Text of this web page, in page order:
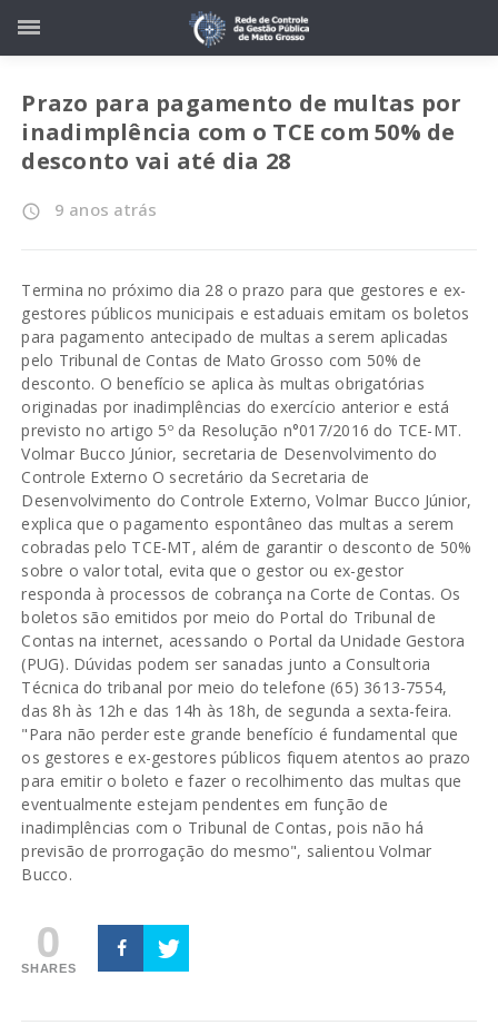
Prazo para pagamento de multas por
inadimplência com o TCE com 50% de
desconto vai até dia 28
access_time 9 anos atrás
Termina no próximo dia 28 o prazo para que gestores e ex-
gestores públicos municipais e estaduais emitam os boletos
para pagamento antecipado de multas a serem aplicadas
pelo Tribunal de Contas de Mato Grosso com 50% de
desconto. O benefício se aplica às multas obrigatórias
originadas por inadimplências do exercício anterior e está
previsto no artigo 5º da Resolução n°017/2016 do TCE-MT.
Volmar Bucco Júnior, secretaria de Desenvolvimento do
Controle Externo O secretário da Secretaria de
Desenvolvimento do Controle Externo, Volmar Bucco Júnior,
explica que o pagamento espontâneo das multas a serem
cobradas pelo TCE-MT, além de garantir o desconto de 50%
sobre o valor total, evita que o gestor ou ex-gestor
responda à processos de cobrança na Corte de Contas. Os
boletos são emitidos por meio do Portal do Tribunal de
Contas na internet, acessando o Portal da Unidade Gestora
(PUG). Dúvidas podem ser sanadas junto a Consultoria
Técnica do tribanal por meio do telefone (65) 3613-7554,
das 8h às 12h e das 14h às 18h, de segunda a sexta-feira.
"Para não perder este grande benefício é fundamental que
os gestores e ex-gestores públicos fiquem atentos ao prazo
para emitir o boleto e fazer o recolhimento das multas que
eventualmente estejam pendentes em função de
inadimplências com o Tribunal de Contas, pois não há
previsão de prorrogação do mesmo", salientou Volmar
Bucco.
0
SHARES